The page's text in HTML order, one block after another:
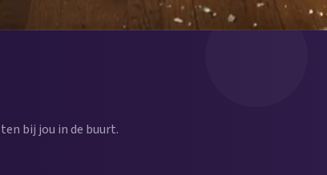
bij jou in de buurt.